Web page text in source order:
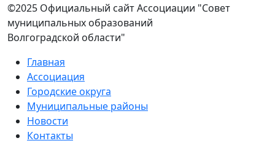
©2025 Официальный сайт Ассоциации "Совет
муниципальных образований
Волгоградской области"
Главная
Ассоциация
Городские округа
Муниципальные районы
Новости
Контакты